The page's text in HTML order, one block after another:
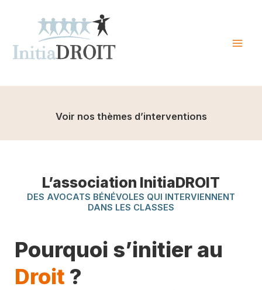
Voir nos thèmes d’interventions
L’association InitiaDROIT
DES AVOCATS BÉNÉVOLES QUI INTERVIENNENT
DANS LES CLASSES
Pourquoi s’initier au
Droit ?